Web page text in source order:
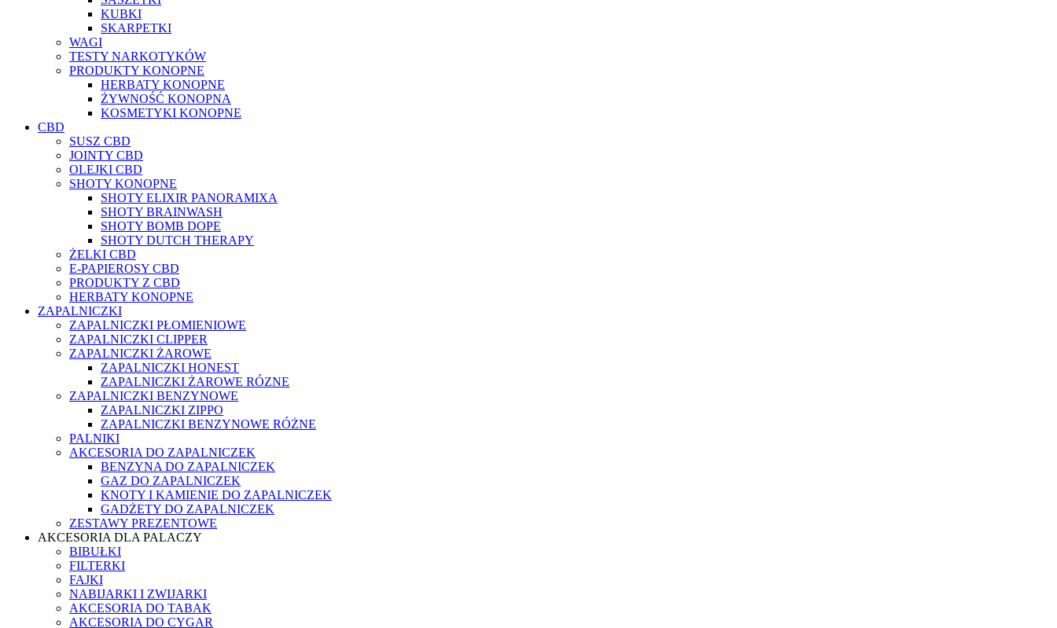
KUBKI
SKARPETKI
WAGI
TESTY NARKOTYKÓW
PRODUKTY KONOPNE
HERBATY KONOPNE
ŻYWNOŚĆ KONOPNA
KOSMETYKI KONOPNE
CBD
SUSZ CBD
JOINTY CBD
OLEJKI CBD
SHOTY KONOPNE
SHOTY ELIXIR PANORAMIXA
SHOTY BRAINWASH
SHOTY BOMB DOPE
SHOTY DUTCH THERAPY
ŻELKI CBD
E-PAPIEROSY CBD
PRODUKTY Z CBD
HERBATY KONOPNE
ZAPALNICZKI
ZAPALNICZKI PŁOMIENIOWE
ZAPALNICZKI CLIPPER
ZAPALNICZKI ŻAROWE
ZAPALNICZKI HONEST
ZAPALNICZKI ŻAROWE RÓZNE
ZAPALNICZKI BENZYNOWE
ZAPALNICZKI ZIPPO
ZAPALNICZKI BENZYNOWE RÓŻNE
PALNIKI
AKCESORIA DO ZAPALNICZEK
BENZYNA DO ZAPALNICZEK
GAZ DO ZAPALNICZEK
KNOTY I KAMIENIE DO ZAPALNICZEK
GADŻETY DO ZAPALNICZEK
ZESTAWY PREZENTOWE
AKCESORIA DLA PALACZY
BIBUŁKI
FILTERKI
FAJKI
NABIJARKI I ZWIJARKI
AKCESORIA DO TABAK
AKCESORIA DO CYGAR